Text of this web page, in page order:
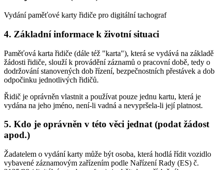
Vydání paměťové karty řidiče pro digitální tachograf
4. Základní informace k životní situaci
Paměťová karta řidiče (dále též "karta"), která se vydává na základě
žádosti řidiče, slouží k provádění záznamů o pracovní době, tedy o
dodržování stanovených dob řízení, bezpečnostních přestávek a dob
odpočinku jednotlivých řidičů.
Řidič je oprávněn vlastnit a používat pouze jednu kartu, která je
vydána na jeho jméno, není-li vadná a nevypršela-li její platnost.
5. Kdo je oprávněn v této věci jednat (podat žádost
apod.)
Žadatelem o vydání karty může být osoba, která hodlá řídit vozidlo
vybavené záznamovým zařízením podle Nařízení Rady (ES) č.